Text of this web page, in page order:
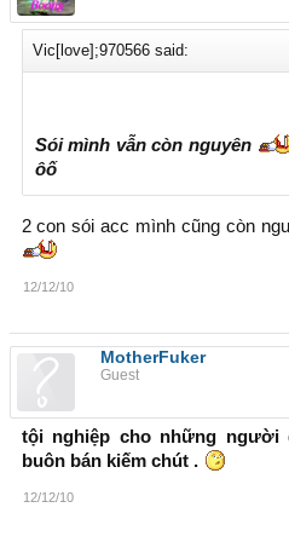
Vic[love];970566 said:
Sói mình vẫn còn nguyên
ôố
2 con sói acc mình cũng còn
12/12/10
MotherFuker
Guest
tội nghiệp cho những người
buôn bán kiếm chút .
12/12/10